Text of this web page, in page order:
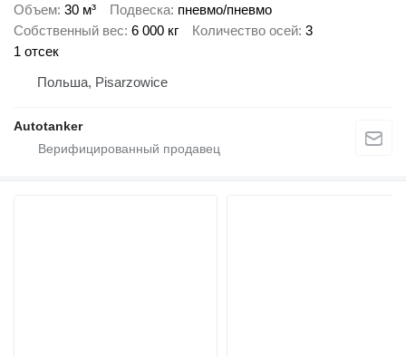
Объем 30 м³ Подвеска пневмо/пневмо
Собственный вес 6 000 кг Количество осей 3
1 отсек
Польша, Pisarzowice
Autotanker